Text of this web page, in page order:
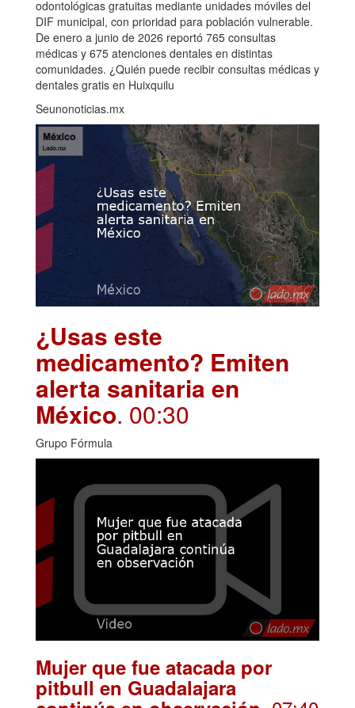
odontológicas gratuitas mediante unidades móviles del
DIF municipal, con prioridad para población vulnerable.
De enero a junio de 2026 reportó 765 consultas
médicas y 675 atenciones dentales en distintas
comunidades. ¿Quién puede recibir consultas médicas y
dentales gratis en Huixquilu
Seunonoticias.mx
¿Usas este
medicamento? Emiten
alerta sanitaria en
México. 00:30
Grupo Fórmula
Mujer que fue atacada por
pitbull en Guadalajara